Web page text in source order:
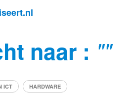
naar : ""
ICT HARDWARE